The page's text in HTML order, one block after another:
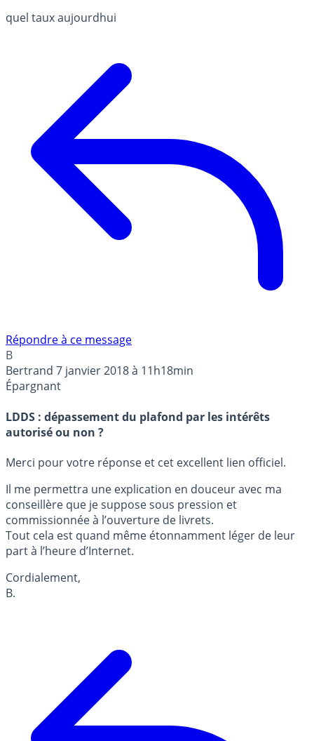
quel taux aujourdhui
Répondre à ce message
B
Bertrand 7 janvier 2018 à 11h18min
Épargnant
LDDS : dépassement du plafond par les intérêts
autorisé ou non ?
Merci pour votre réponse et cet excellent lien officiel.
Il me permettra une explication en douceur avec ma
conseillère que je suppose sous pression et
commissionnée à l’ouverture de livrets.
Tout cela est quand même étonnamment léger de leur
part à l’heure d’Internet.
Cordialement,
B.